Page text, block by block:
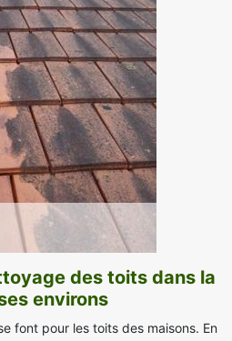
des toits dans la
environs
font pour les toits des maisons. En